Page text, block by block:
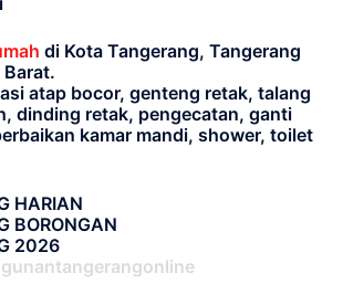
di Kota Tangerang, Tangerang
atap bocor, genteng retak, talang
dinding retak, pengecatan, ganti
kamar mandi, shower, toilet
HARIAN
BORONGAN
2026